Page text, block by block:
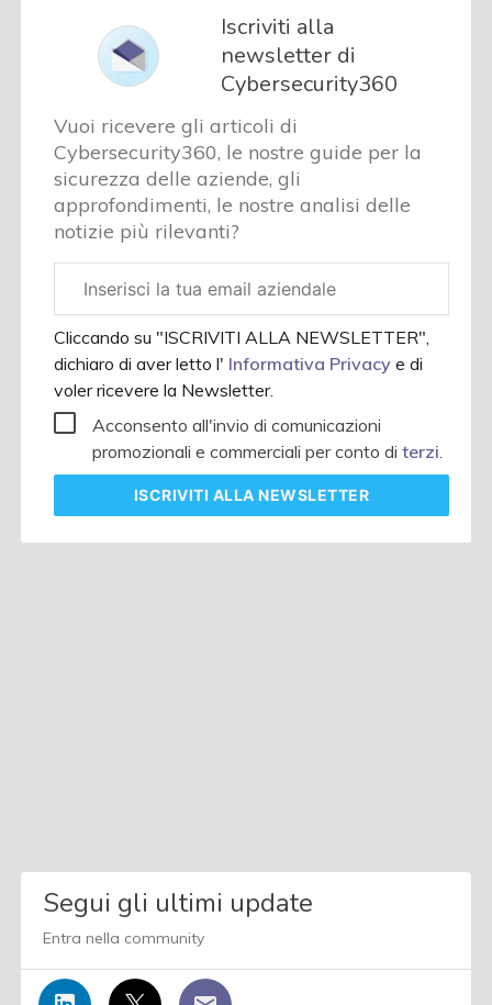
Iscriviti alla
newsletter di
Cybersecurity360
Vuoi ricevere gli articoli di
Cybersecurity360, le nostre guide per la
sicurezza delle aziende, gli
approfondimenti, le nostre analisi delle
notizie più rilevanti?
aziendale
Cliccando su "ISCRIVITI ALLA NEWSLETTER",
dichiaro di aver letto l' Informativa Privacye di
voler ricevere la Newsletter.
Acconsento all'invio di comunicazioni
promozionali e commerciali per conto diterzi
ISCRIVITI ALLA NEWSLETTER
Segui gli ultimi update
Entra nella community